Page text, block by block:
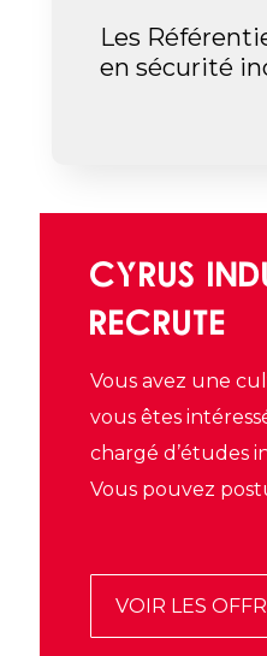
Les
en sécurité
CYRUS
RECRUTE
Vous avez une
vous êtes
chargé d’études
Vous pouvez
VOIR LES